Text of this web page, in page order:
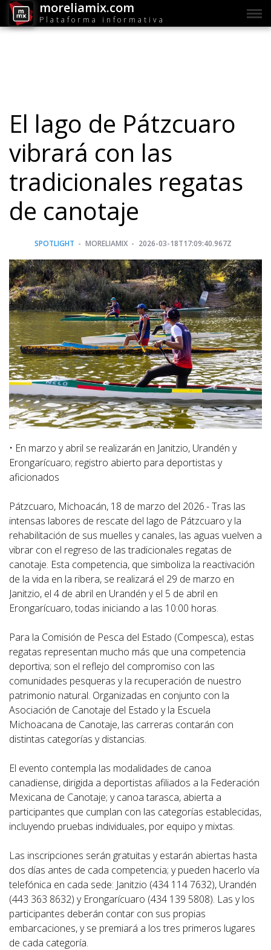
moreliamix.com
Plataforma informativa
El lago de Pátzcuaro
vibrará con las
tradicionales regatas
de canotaje
SPOTLIGHT MORELIAMIX 2026-03-18T17:09:40.967Z
• En marzo y abril se realizarán en Janitzio, Urandén y
Erongarícuaro; registro abierto para deportistas y
aficionados
Pátzcuaro, Michoacán, 18 de marzo del 2026.- Tras las
intensas labores de rescate del lago de Pátzcuaro y la
rehabilitación de sus muelles y canales, las aguas vuelven a
vibrar con el regreso de las tradicionales regatas de
canotaje. Esta competencia, que simboliza la reactivación
de la vida en la ribera, se realizará el 29 de marzo en
Janitzio, el 4 de abril en Urandén y el 5 de abril en
Erongarícuaro, todas iniciando a las 10:00 horas.
Para la Comisión de Pesca del Estado (Compesca), estas
regatas representan mucho más que una competencia
deportiva; son el reflejo del compromiso con las
comunidades pesqueras y la recuperación de nuestro
patrimonio natural. Organizadas en conjunto con la
Asociación de Canotaje del Estado y la Escuela
Michoacana de Canotaje, las carreras contarán con
distintas categorías y distancias.
El evento contempla las modalidades de canoa
canadiense, dirigida a deportistas afiliados a la Federación
Mexicana de Canotaje; y canoa tarasca, abierta a
participantes que cumplan con las categorías establecidas,
incluyendo pruebas individuales, por equipo y mixtas.
Las inscripciones serán gratuitas y estarán abiertas hasta
dos días antes de cada competencia; y pueden hacerlo vía
telefónica en cada sede: Janitzio (434 114 7632), Urandén
(443 363 8632) y Erongarícuaro (434 139 5808). Las y los
participantes deberán contar con sus propias
embarcaciones, y se premiará a los tres primeros lugares
de cada categoría.